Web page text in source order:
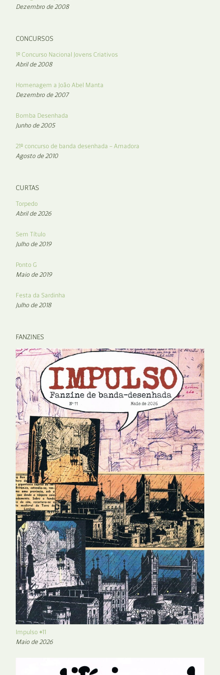
Dezembro de 2008
CONCURSOS
1º Concurso Nacional Jovens Criativos
Abril de 2008
Homenagem a João Abel Manta
Dezembro de 2007
Bomba Desenhada
Junho de 2005
21º concurso de banda desenhada – Amadora
Agosto de 2010
CURTAS
Torpedo
Abril de 2026
Sem Título
Julho de 2019
Ponto G
Maio de 2019
Festa da Sardinha
Julho de 2018
FANZINES
Impulso #11
Maio de 2026